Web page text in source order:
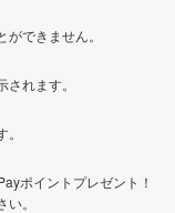
できません。
れます。
ポイントプレゼント！
。